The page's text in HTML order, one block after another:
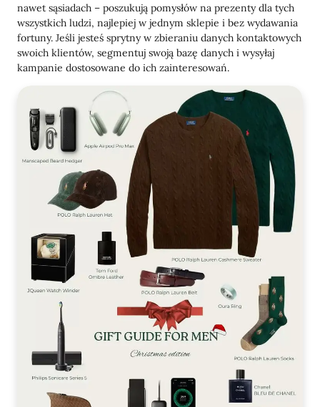
nawet sąsiadach – poszukują pomysłów na prezenty dla tych
wszystkich ludzi, najlepiej w jednym sklepie i bez wydawania
fortuny. Jeśli jesteś sprytny w zbieraniu danych kontaktowych
swoich klientów, segmentuj swoją bazę danych i wysyłaj
kampanie dostosowane do ich zainteresowań.